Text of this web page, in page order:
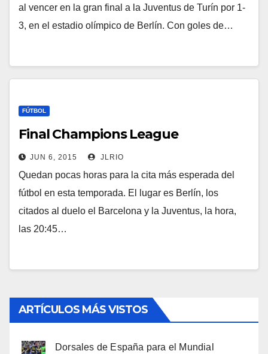
al vencer en la gran final a la Juventus de Turín por 1-
3, en el estadio olímpico de Berlín. Con goles de…
FÚTBOL
Final Champions League
JUN 6, 2015 JLRIO
Quedan pocas horas para la cita más esperada del
fútbol en esta temporada. El lugar es Berlín, los
citados al duelo el Barcelona y la Juventus, la hora,
las 20:45…
ARTÍCULOS MÁS VISTOS
Dorsales de España para el Mundial